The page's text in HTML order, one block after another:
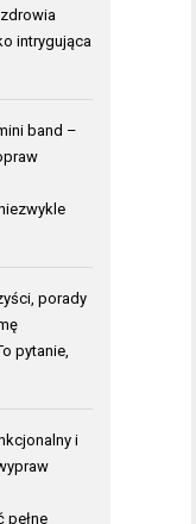
intrygująca
band –
porady
pytanie,
i
pełne